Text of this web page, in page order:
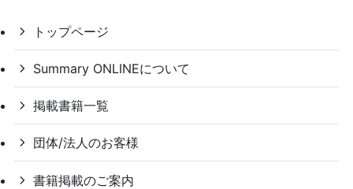
トップページ
Summary ONLINEについて
掲載書籍一覧
団体/法人のお客様
書籍掲載のご案内